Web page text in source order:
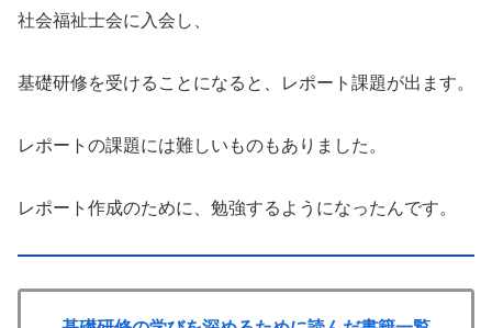
社会福祉士会に入会し、
基礎研修を受けることになると、レポート課題が出ます。
レポートの課題には難しいものもありました。
レポート作成のために、勉強するようになったんです。